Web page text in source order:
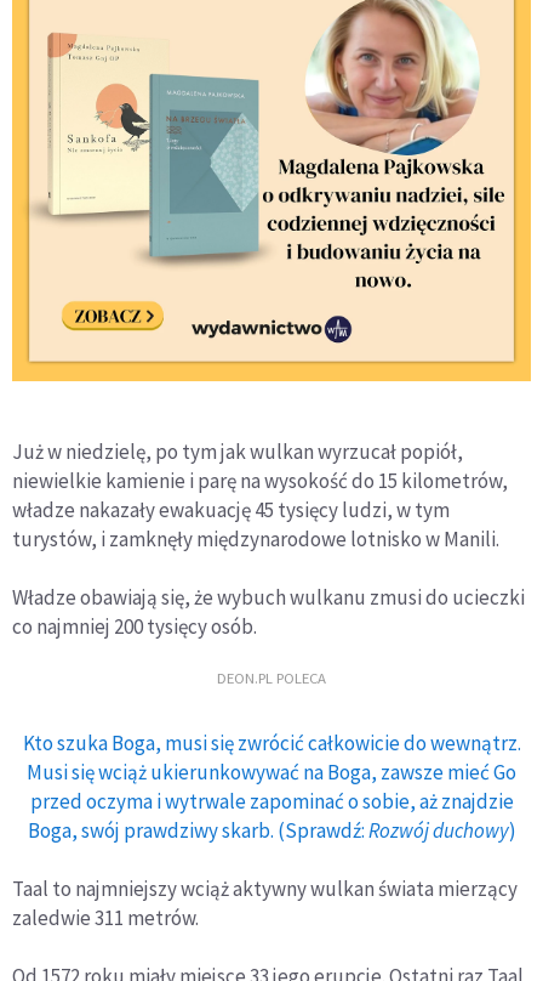
Już w niedzielę, po tym jak wulkan wyrzucał popiół,
niewielkie kamienie i parę na wysokość do 15 kilometrów,
władze nakazały ewakuację 45 tysięcy ludzi, w tym
turystów, i zamknęły międzynarodowe lotnisko w Manili.
Władze obawiają się, że wybuch wulkanu zmusi do ucieczki
co najmniej 200 tysięcy osób.
DEON.PL POLECA
Kto szuka Boga, musi się zwrócić całkowicie do wewnątrz.
Musi się wciąż ukierunkowywać na Boga, zawsze mieć Go
przed oczyma i wytrwale zapominać o sobie, aż znajdzie
Boga, swój prawdziwy skarb. (Sprawdź:Rozwój duchowy)
Taal to najmniejszy wciąż aktywny wulkan świata mierzący
zaledwie 311 metrów.
Od 1572 roku miały miejsce 33 jego erupcje. Ostatni raz Taal